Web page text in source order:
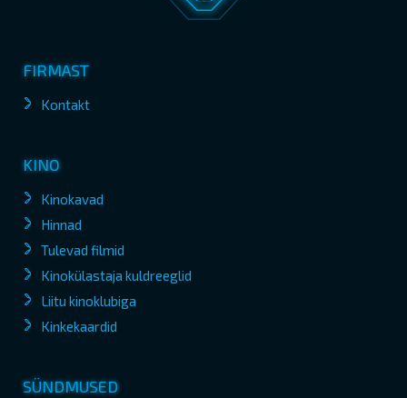
FIRMAST
Kontakt
KINO
Kinokavad
Hinnad
Tulevad filmid
Kinokülastaja kuldreeglid
Liitu kinoklubiga
Kinkekaardid
SÜNDMUSED